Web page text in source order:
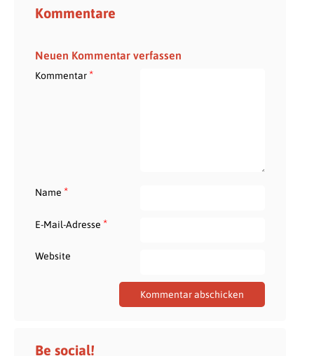
Kommentare
Neuen Kommentar verfassen
Kommentar*
Name *
E-Mail-Adresse *
Website
Be social!